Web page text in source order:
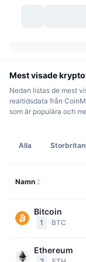
Avkastning
Marknader
Antal
Bitcoins
DexScan
Trendar
Ny
Vinnare
Spot
Derivat
Decentraliserade
Feed
Ämnen
API
API
Produkter
Mest visade
Nedan listas de mest
realtidsdata från
som är populära och
Alla
Namn
Bitcoin
1 BTC
Ethereum